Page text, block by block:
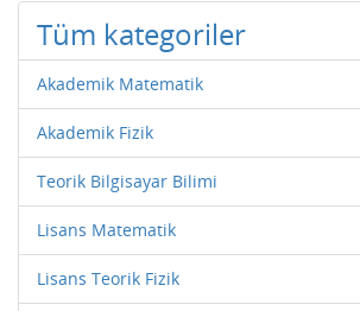
Tüm kategoriler
Akademik Matematik
Akademik Fizik
Teorik Bilgisayar Bilimi
Lisans Matematik
Lisans Teorik Fizik